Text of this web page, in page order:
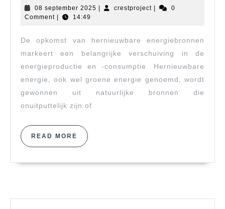
van
Hernieuwbare
Duurzame
Kracht
voor
de
Toekomst
08 september 2025 08
crestprojectcrestproject
0
Comment
14:49
De opkomst van hernieuwbare energiebronnen
markeert een belangrijke verschuiving in de
energieproductie en -consumptie. Hernieuwbare
energie, ook wel groene energie genoemd, wordt
gewonnen uit natuurlijke bronnen die
onuitputtelijk zijn of
READ MORE READ
MORE